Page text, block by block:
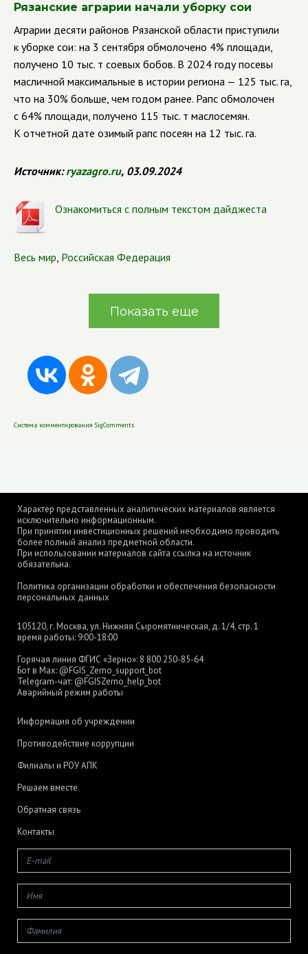
Рязанские аграрии начали уборку сои
Аграрии десяти районов Рязанской области приступили
к уборке сои: на 3 сентября обмолочено 4% площади,
получено 10 тыс. т соевых бобов. В 2024 году посевы
масличной максимальные в истории региона — 125 тыс. га,
что на 30% больше, чем годом ранее. Рапс обмолочен
с 64% площади, получено 115 тыс. т маслосемян.
К отчетной дате озимый рапс посеян на 12 тыс. га.
Источник:ryazagro.ru, 03.09.2024
Ознакомиться с полным текстом дайджеста
Весь мир, Российская Федерация
Показать еще
Система комментирования SigComments
Характер представленных аналитических материалов является
исключительно информационным.
При принятии инвестиционных решений необходимо проводить
более полный анализ предметной области.
При использовании материалов сайта ссылка на источник
обязательна.
Политика организации обработки и обеспечения безопасности
персональных данных
105120, г. Москва, ул. Нижняя Сыромятническая, д. 1/4, стр. 1
время работы: 9:00-18:00
Горячая линия ФГИС «Зерно»: 8 800 250-85-64
Бот в Max: @FGIS_Zerno_support_bot
Telegram-чат: @FGISZerno_help_bot
Аварийный режим работы
Информация об учреждении
Противодействие коррупции
Филиалы и РОУ АПК
Решаем вместе
Обратная связь
Контакты